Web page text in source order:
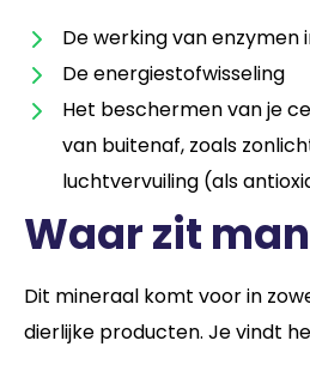
De werking van enzymen
De energiestofwisseling
Het beschermen van je
van buitenaf, zoals
luchtvervuiling (als
Waar zit
Dit mineraal komt voor in
dierlijke producten. Je vindt